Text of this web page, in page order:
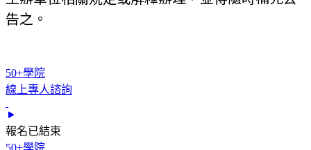
告之。​​
50+學院
線上專人諮詢
報名已結束
50+學院